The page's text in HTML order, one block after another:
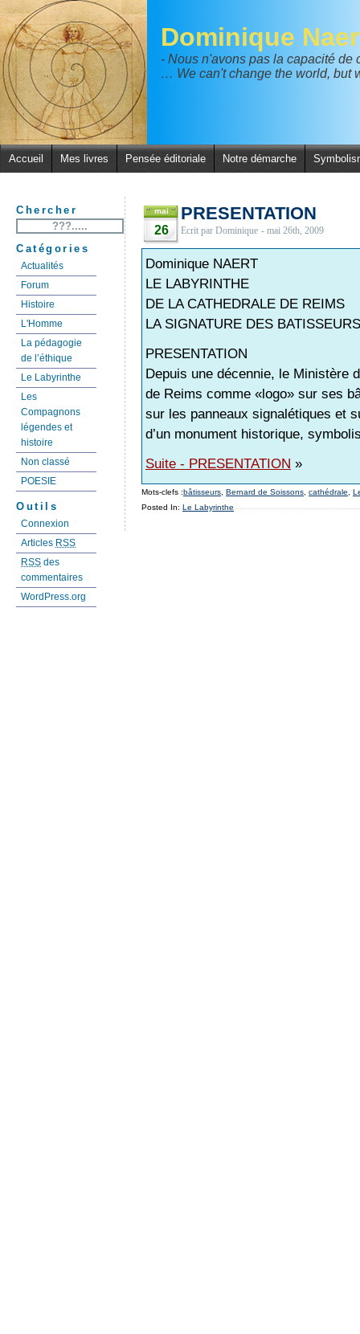
Dominique
- Nous n'avons pas la capacité
… We can't change the world, but
Accueil Mes livres Pensée éditoriale Notre démarche
Chercher
Catégories
Actualités
Forum
Histoire
L'Homme
La pédagogie
de l’éthique
Le Labyrinthe
Les
Compagnons
légendes et
histoire
Non classé
POESIE
Outils
Connexion
Articles RSS
RSS des
commentaires
WordPress.org
mai
26
PRESENTATION
Ecrit par Dominique - mai 26th, 2009
Dominique NAERT
LE LABYRINTHE
DE LA CATHEDRALE DE REIMS
LA SIGNATURE DES BATISSEURS
PRESENTATION
Depuis une décennie, le Ministère
de Reims comme «logo» sur ses
sur les panneaux signalétiques et
d’un monument historique,
Suite - PRESENTATION »
Mots-clefs :bâtisseurs Bernard de Soissons cathédrale
Posted In:Le Labyrinthe